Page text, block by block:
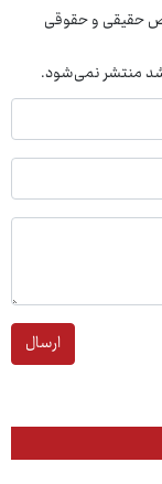
حقیقی و حقوقی
منتشر نمی‌شود.
ارسال